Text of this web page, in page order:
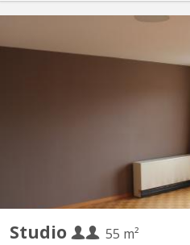
Studio
55 m²
Très grand sturdio de 55 m2
salle de bain